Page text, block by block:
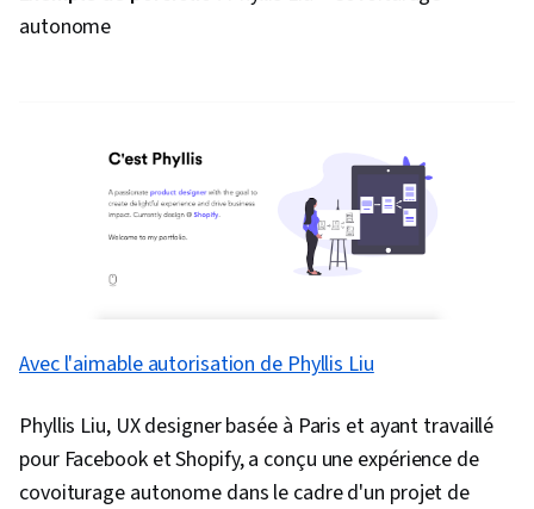
autonome
Avec l'aimable autorisation de Phyllis Liu
Phyllis Liu, UX designer basée à Paris et ayant travaillé
pour Facebook et Shopify, a conçu une expérience de
covoiturage autonome dans le cadre d'un projet de